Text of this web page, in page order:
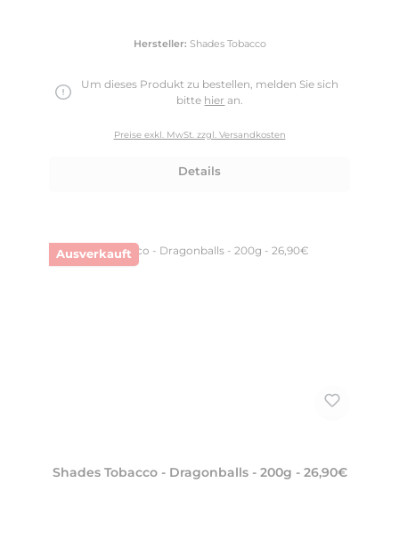
Hersteller: Shades Tobacco
Um dieses Produkt zu bestellen, melden Sie sich
bitte hier an.
Preise exkl. MwSt. zzgl. Versandkosten
Details
Ausverkauft
Shades Tobacco - Dragonballs - 200g - 26,90€